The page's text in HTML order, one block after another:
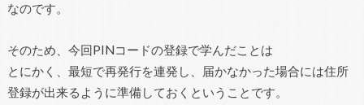
なのです。
そのため、今回PINコードの登録で学んだことは
とにかく、最短で再発行を連発し、届かなかった場合には住所
登録が出来るように準備しておくということです。